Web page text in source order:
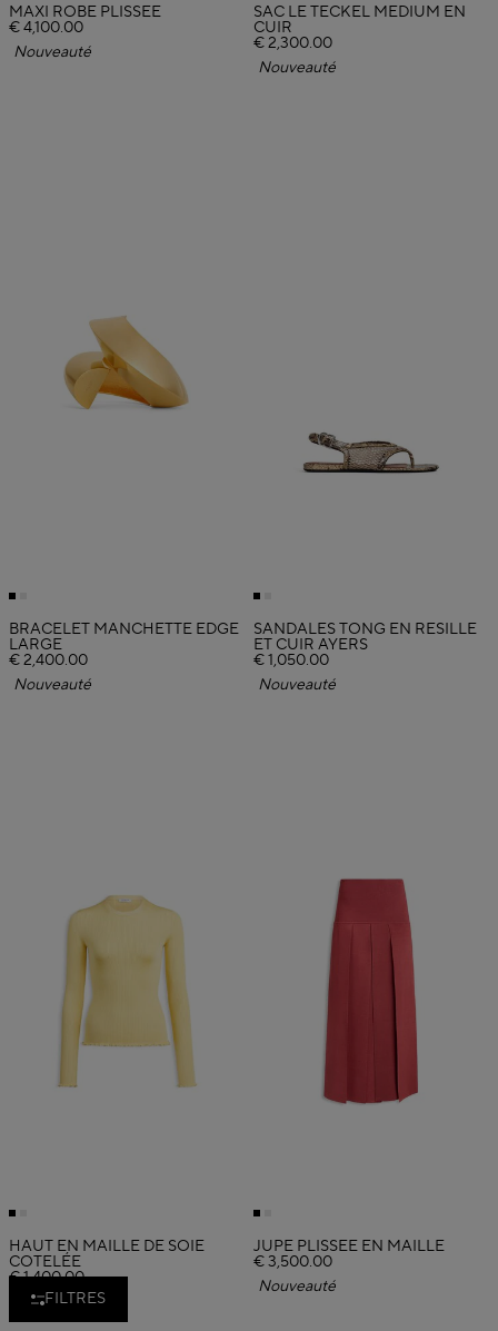
FILTRES
MAXI ROBE PLISSÉE
€ 4,100.00
Nouveauté
SAC LE TECKEL MEDIUM EN
CUIR
€ 2,300.00
Nouveauté
BRACELET MANCHETTE EDGE
LARGE
€ 2,400.00
Nouveauté
SANDALES TONG EN RÉSILLE
ET CUIR AYERS
€ 1,050.00
Nouveauté
HAUT EN MAILLE DE SOIE
COTELÉE
€ 1,400.00
Nouveauté
JUPE PLISSÉE EN MAILLE
€ 3,500.00
Nouveauté